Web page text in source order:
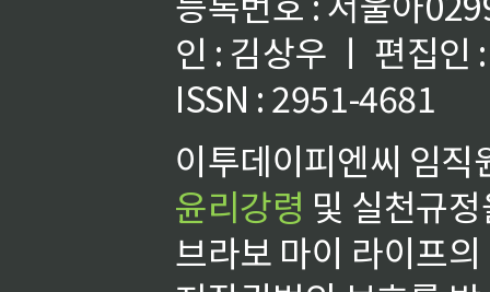
인 : 김상우 ㅣ 편집인
ISSN : 2951-4681
이투데이피엔씨 임
윤리강령 및 실천규
브라보 마이 라이프